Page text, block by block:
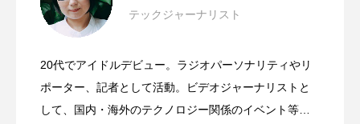
テックジャーナリスト
20代でアイドルデビュー。ラジオパーソナリティやリ
ポーター、記者として活動。ビデオジャーナリストと
して、国内・海外のテクノロジー関係のイベント等を
#WWDC26
2026.06.03
ス＋ドッグが超可愛い！wokyis G7 / M5
2026.03.17 日本発・世界最小スマートウォッチ